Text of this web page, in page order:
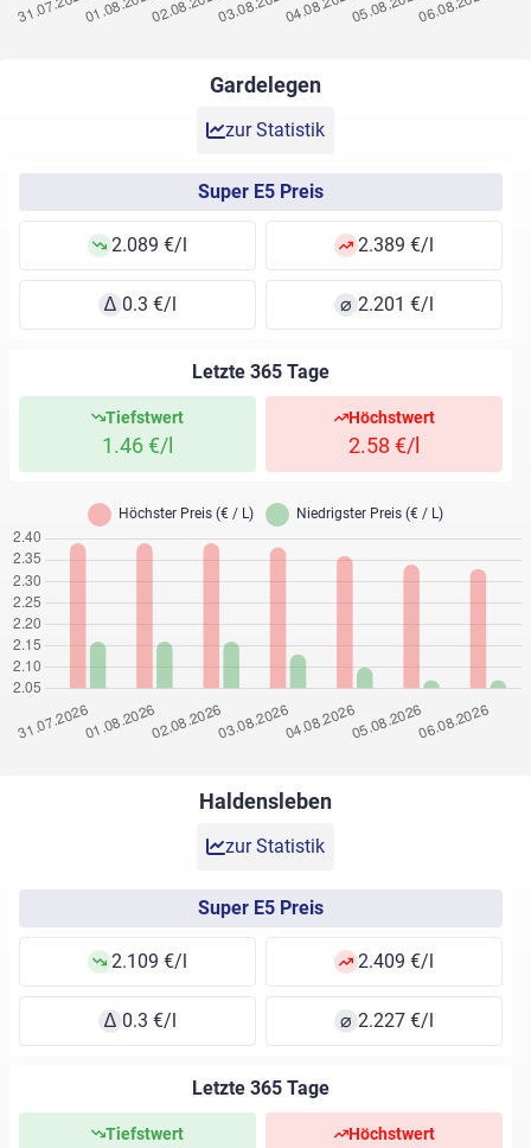
Gardelegen
zur Statistik
Super E5 Preis
2.089 €/l 2.389 €/l
∆ 0.3 €/l ⌀ 2.201 €/l
Letzte 365 Tage
Tiefstwert
1.46 €/l
Höchstwert
2.58 €/l
Haldensleben
zur Statistik
Super E5 Preis
2.109 €/l 2.409 €/l
∆ 0.3 €/l ⌀ 2.227 €/l
Letzte 365 Tage
Tiefstwert Höchstwert